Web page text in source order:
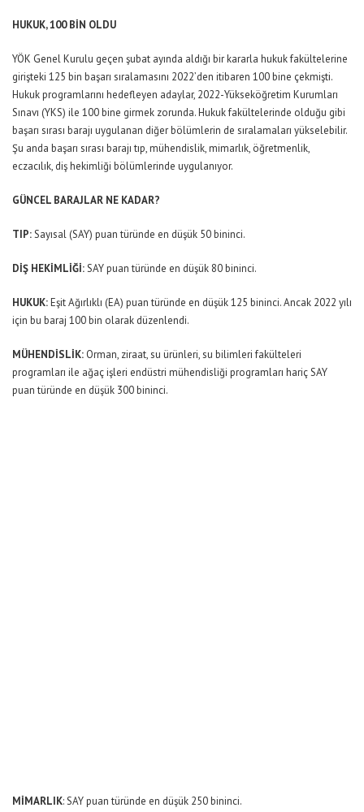
HUKUK, 100 BİN OLDU
YÖK Genel Kurulu geçen şubat ayında aldığı bir kararla hukuk fakültelerine
girişteki 125 bin başarı sıralamasını 2022’den itibaren 100 bine çekmişti.
Hukuk programlarını hedefleyen adaylar, 2022-Yükseköğretim Kurumları
Sınavı (YKS) ile 100 bine girmek zorunda. Hukuk fakültelerinde olduğu gibi
başarı sırası barajı uygulanan diğer bölümlerin de sıralamaları yükselebilir.
Şu anda başarı sırası barajı tıp, mühendislik, mimarlık, öğretmenlik,
eczacılık, diş hekimliği bölümlerinde uygulanıyor.
GÜNCEL BARAJLAR NE KADAR?
TIP:Sayısal (SAY) puan türünde en düşük 50 bininci.
DİŞ HEKİMLİĞİ:SAY puan türünde en düşük 80 bininci.
HUKUK:Eşit Ağırlıklı (EA) puan türünde en düşük 125 bininci. Ancak 2022 yılı
için bu baraj 100 bin olarak düzenlendi.
MÜHENDİSLİK: Orman, ziraat, su ürünleri, su bilimleri fakülteleri
programları ile ağaç işleri endüstri mühendisliği programları hariç SAY
puan türünde en düşük 300 bininci.
MİMARLIK: SAY puan türünde en düşük 250 bininci.